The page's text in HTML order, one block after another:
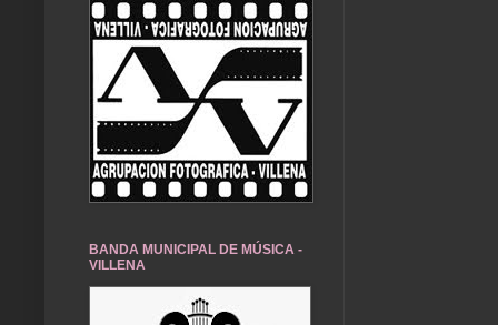
BANDA MUNICIPAL DE MÚSICA -
VILLENA